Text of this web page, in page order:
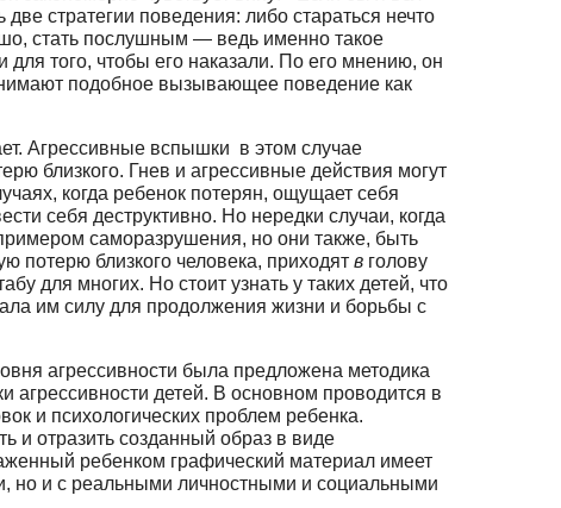
стратегии поведения: либо стараться нечто
стать послушным — ведь именно такое
того, чтобы его наказали. По его мнению, он
подобное вызыва­ющее поведение как
Агрессивные вспышки в этом случае
близкого. Гнев и агрессивные действия могут
когда ребенок потерян, ощущает себя
себя деструктивно. Но нередки случаи, когда
саморазрушения, но они также, быть
потерю близкого человека, приходят в голову
для многих. Но стоит узнать у таких детей, что
им силу для продолжения жизни и борьбы с
агрессивности была предложена методика
детей. В основном проводится в
и психологических проблем ребенка.
и отразить созданный образ в виде
ребенком графический материал имеет
но и с реальными личностными и социальными